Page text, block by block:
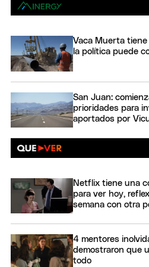
Vaca Muerta tiene
la política puede
San Juan:
prioridades para
aportados por
Netflix tiene una
para ver hoy,
semana con otra
4 mentores
demostraron que
todo